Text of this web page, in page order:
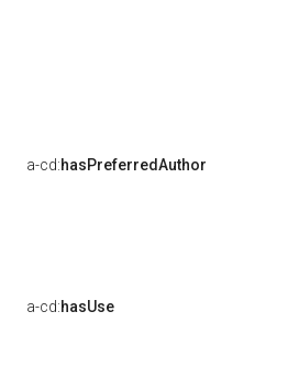
a-cd:hasPreferredAuthor
a-cd:hasUse